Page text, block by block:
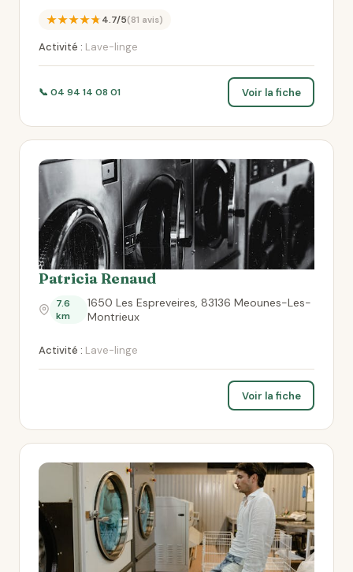
★★★★★4.7/5(81 avis)
Activité : Lave-linge
📞 04 94 14 08 01 Voir la fiche
Patricia Renaud
7.6
km
1650 Les Espreveires, 83136 Meounes-Les-
Montrieux
Activité : Lave-linge
Voir la fiche